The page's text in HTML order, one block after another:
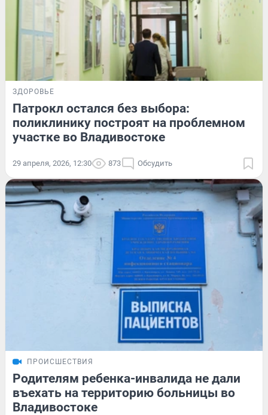
ЗДОРОВЬЕ
Патрокл остался без выбора:
поликлинику построят на проблемном
участке во Владивостоке
29 апреля, 2026, 12:30 873 Обсудить
ПРОИСШЕСТВИЯ
Родителям ребенка-инвалида не дали
въехать на территорию больницы во
Владивостоке